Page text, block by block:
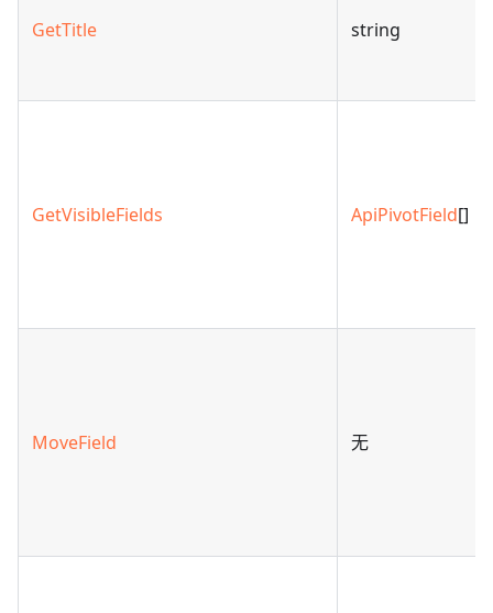
GetTitle string
GetVisibleFields ApiPivotField[]
MoveField 无